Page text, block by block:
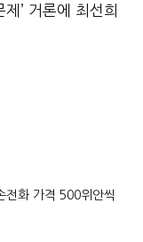
’ 거론에 최선희
전화 가격 500위안씩